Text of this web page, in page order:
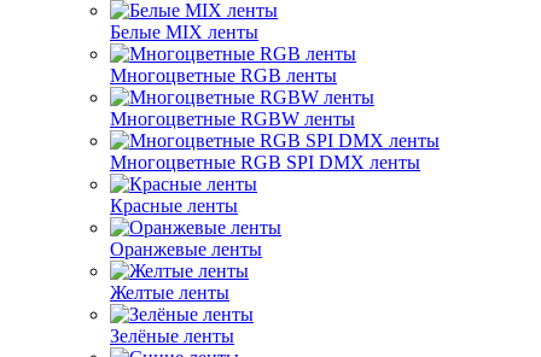
Белые MIX ленты
Многоцветные RGB ленты
Многоцветные RGBW ленты
Многоцветные RGB SPI DMX ленты
Красные ленты
Оранжевые ленты
Желтые ленты
Зелёные ленты